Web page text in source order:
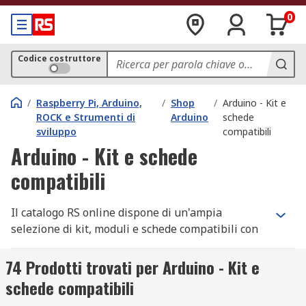
0
Codice costruttore
/ Raspberry Pi, Arduino,
ROCK e Strumenti di
sviluppo
/ Shop
Arduino
/ Arduino - Kit e
schede
compatibili
Arduino - Kit e schede
compatibili
Il catalogo RS online dispone di un'ampia
selezione di kit, moduli e schede compatibili con
Tipologie di kit compatibili con Arduino
74 Prodotti trovati per Arduino - Kit e
schede compatibili